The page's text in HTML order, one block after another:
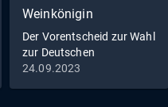
Weinkönigin
Der Vorentscheid zur Wahl
zur Deutschen
Weinkönigin 2023
24.09.2023